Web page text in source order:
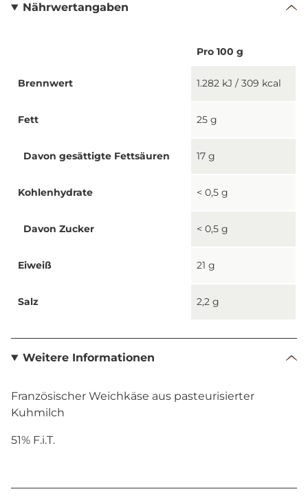
Nährwertangaben
Pro 100 g
Brennwert 1.282 kJ / 309 kcal
Fett 25 g
Davon gesättigte Fettsäuren 17 g
Kohlenhydrate < 0,5 g
Davon Zucker < 0,5 g
Eiweiß 21 g
Salz 2,2 g
Weitere Informationen
Französischer Weichkäse aus pasteurisierter
Kuhmilch
51% F.i.T.